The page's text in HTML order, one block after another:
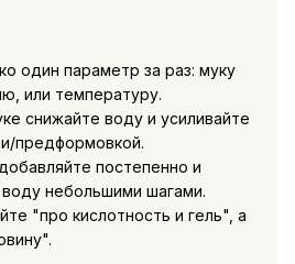
один параметр за раз: муку
или температуру.
снижайте воду и усиливайте
предформовкой.
постепенно и
воду небольшими шагами.
"про кислотность и гель", а